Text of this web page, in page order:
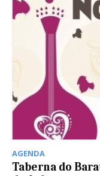
AGENDA
Taberna do